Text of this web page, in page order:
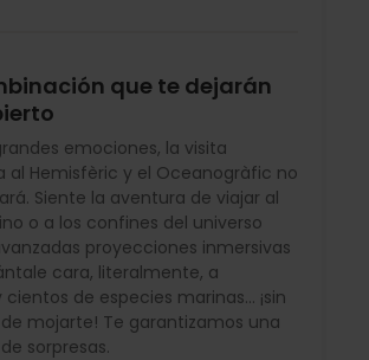
que te dejarán
emociones, la visita
al Hemisfèric y el Oceanogràfic no
Siente la aventura de viajar al
o a los confines del universo
proyecciones inmersivas
cara, literalmente, a
de especies marinas... ¡sin
mojarte! Te garantizamos una
sorpresas.